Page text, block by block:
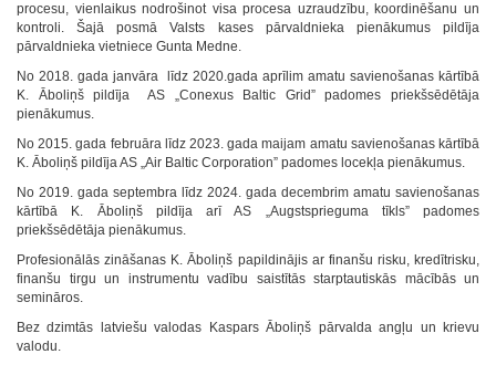
procesu, vienlaikus nodrošinot visa procesa uzraudzību, koordinēšanu un
kontroli. Šajā posmā Valsts kases pārvaldnieka pienākumus pildīja
pārvaldnieka vietniece Gunta Medne.
No 2018. gada janvāra līdz 2020.gada aprīlim amatu savienošanas kārtībā
K. Āboliņš pildīja AS „Conexus Baltic Grid” padomes priekšsēdētāja
pienākumus.
No 2015. gada februāra līdz 2023. gada maijam amatu savienošanas kārtībā
K. Āboliņš pildīja AS „Air Baltic Corporation” padomes locekļa pienākumus.
No 2019. gada septembra līdz 2024. gada decembrim amatu savienošanas
kārtībā K. Āboliņš pildīja arī AS „Augstsprieguma tīkls” padomes
priekšsēdētāja pienākumus.
Profesionālās zināšanas K. Āboliņš papildinājis ar finanšu risku, kredītrisku,
finanšu tirgu un instrumentu vadību saistītās starptautiskās mācībās un
semināros.
Bez dzimtās latviešu valodas Kaspars Āboliņš pārvalda angļu un krievu
valodu.